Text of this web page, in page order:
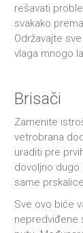
rešavati
svakako
Održavajte
vlaga mnogo
Brisači
Zamenite
vetrobrana
uraditi pre
dovoljno
same
Sve ovo biće
nepredviđene